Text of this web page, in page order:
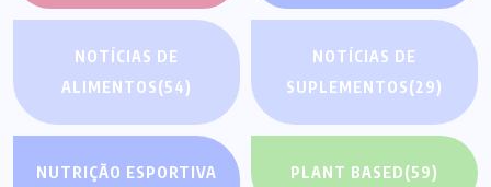
NOTÍCIAS DE
ALIMENTOS(54)
NOTÍCIAS DE
SUPLEMENTOS(29)
NUTRIÇÃO ESPORTIVA PLANT BASED(59)